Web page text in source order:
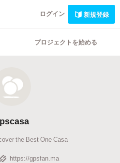
ログイン 新規登録
プロジェクトを始める
the Best One Casa
https://gpsfan.ma